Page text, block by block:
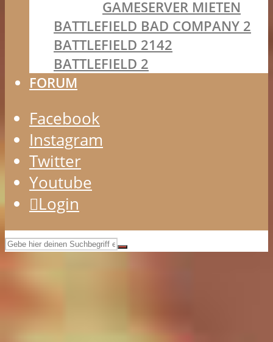
GAMESERVER MIETEN
BATTLEFIELD BAD COMPANY 2
BATTLEFIELD 2142
BATTLEFIELD 2
FORUM
Facebook
Instagram
Twitter
Youtube
Login